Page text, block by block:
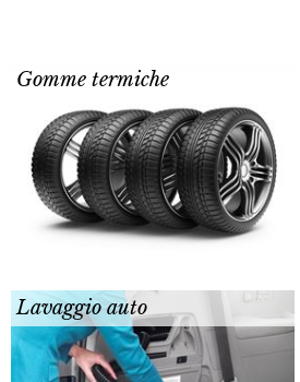
Gomme termiche
Lavaggio auto